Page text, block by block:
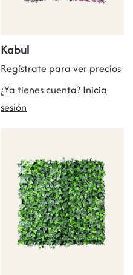
Kabul
Regístrate para ver precios
¿Ya tienes cuenta? Inicia
sesión